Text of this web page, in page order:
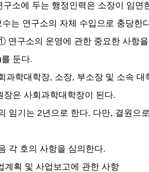
구소에 두는 행정인력은 소장이 임면
는 연구소의 자체 수입으로 충당한
연구소의 운영에 관한 중요한 사항
를 둔다.
과학대학장, 소장, 부소장 및 소속 대
장은 사회과학대학장이 된다.
임기는 2년으로 한다. 다만, 결원으
각 호의 사항을 심의한다.
계획 및 사업보고에 관한 사항